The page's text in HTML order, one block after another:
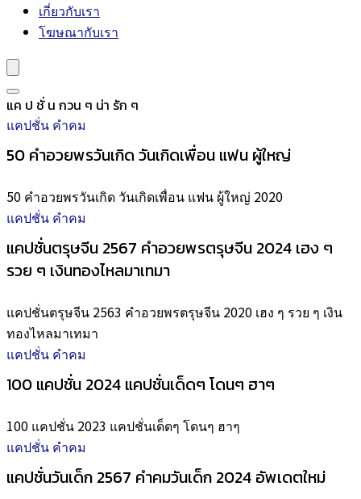
เกี่ยวกับเรา
โฆษณากับเรา
แค ป ชั่ น กวน ๆ น่า รัก ๆ
แคปชั่น คำคม
50 คำอวยพรวันเกิด วันเกิดเพื่อน แฟน ผู้ใหญ่
50 คำอวยพรวันเกิด วันเกิดเพื่อน แฟน ผู้ใหญ่ 2020
แคปชั่น คำคม
แคปชั่นตรุษจีน 2567 คำอวยพรตรุษจีน 2024 เฮง ๆ
รวย ๆ เงินทองไหลมาเทมา
แคปชั่นตรุษจีน 2563 คำอวยพรตรุษจีน 2020 เฮง ๆ รวย ๆ เงิน
ทองไหลมาเทมา
แคปชั่น คำคม
100 แคปชั่น 2024 แคปชั่นเด็ดๆ โดนๆ ฮาๆ
100 แคปชั่น 2023 แคปชั่นเด็ดๆ โดนๆ ฮาๆ
แคปชั่น คำคม
แคปชั่นวันเด็ก 2567 คำคมวันเด็ก 2024 อัพเดตใหม่